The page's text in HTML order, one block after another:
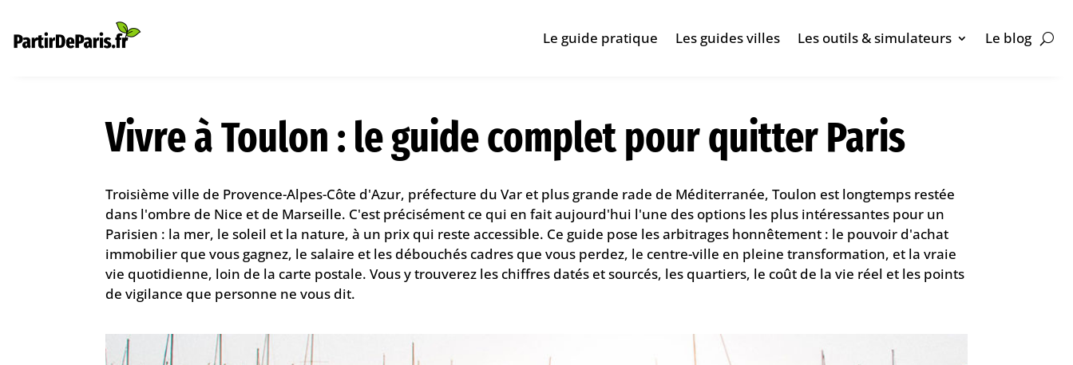
Le guide pratique Les guides villes Les outils & simulateurs Le blog
Vivre à Toulon : le guide complet pour quitter Paris
Troisième ville de Provence-Alpes-Côte d'Azur, préfecture du Var et plus grande rade de Méditerranée, Toulon est longtemps restée
dans l'ombre de Nice et de Marseille. C'est précisément ce qui en fait aujourd'hui l'une des options les plus intéressantes pour un
Parisien : la mer, le soleil et la nature, à un prix qui reste accessible. Ce guide pose les arbitrages honnêtement : le pouvoir d'achat
immobilier que vous gagnez, le salaire et les débouchés cadres que vous perdez, le centre-ville en pleine transformation, et la vraie
vie quotidienne, loin de la carte postale. Vous y trouverez les chiffres datés et sourcés, les quartiers, le coût de la vie réel et les points
de vigilance que personne ne vous dit.